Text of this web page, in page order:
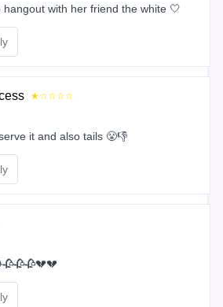
with her friend the white 🤍
★☆☆☆☆
it and also tails 😤👎